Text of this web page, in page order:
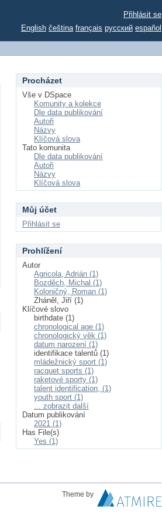
Přihlásit se
English čeština français русский español
Procházet
Vše v DSpace
Komunity a kolekce
Dle data publikování
Autoři
Názvy
Klíčová slova
Tato komunita
Dle data publikování
Autoři
Názvy
Klíčová slova
Můj účet
Přihlásit se
Prohlížení
Autor
Agricola, Adrián (1)
Bozděch, Michal (1)
Koloničný, Roman (1)
Zháněl, Jiří (1)
Klíčové slovo
birthdate (1)
chronological age (1)
chronologický věk (1)
datum narození (1)
identifikace talentů (1)
mládežnický sport (1)
racquet sports (1)
raketové sporty (1)
talent identification, (1)
youth sport (1)
... zobrazit další
Datum publikování
2021 (1)
Has File(s)
Yes (1)
Theme by